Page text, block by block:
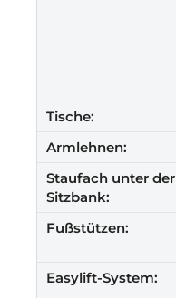
Tische:
Armlehnen:
Staufach unter der
Sitzbank:
Fußstützen:
Easylift-System: